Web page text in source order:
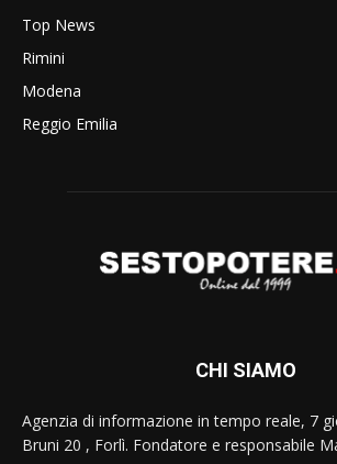
Top News
Rimini
Modena
Reggio Emilia
CHI SIAMO
Agenzia di informazione in tempo reale, 7
Bruni 20 , Forlì. Fondatore e responsabile